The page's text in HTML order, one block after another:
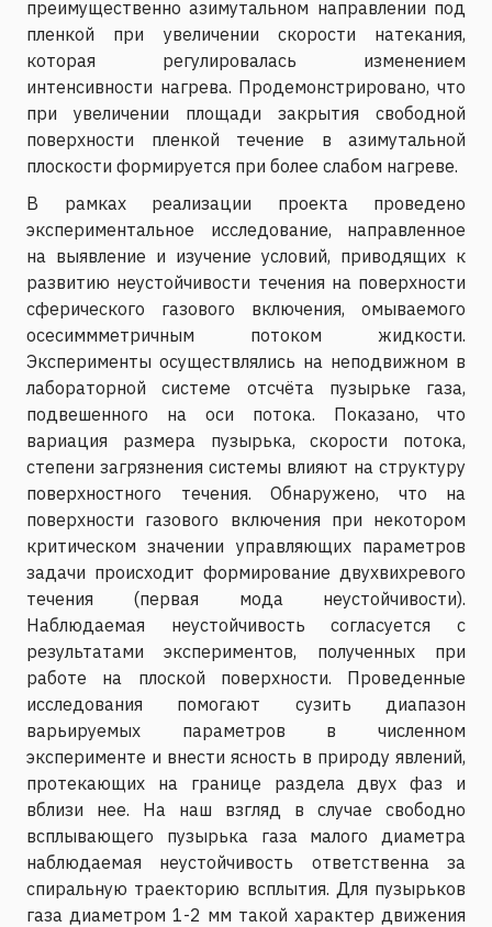
преимущественно азимутальном направлении под
пленкой при увеличении скорости натекания,
которая регулировалась изменением
интенсивности нагрева. Продемонстрировано, что
при увеличении площади закрытия свободной
поверхности пленкой течение в азимутальной
плоскости формируется при более слабом нагреве.
В рамках реализации проекта проведено
экспериментальное исследование, направленное
на выявление и изучение условий, приводящих к
развитию неустойчивости течения на поверхности
сферического газового включения, омываемого
осесиммметричным потоком жидкости.
Эксперименты осуществлялись на неподвижном в
лабораторной системе отсчёта пузырьке газа,
подвешенного на оси потока. Показано, что
вариация размера пузырька, скорости потока,
степени загрязнения системы влияют на структуру
поверхностного течения. Обнаружено, что на
поверхности газового включения при некотором
критическом значении управляющих параметров
задачи происходит формирование двухвихревого
течения (первая мода неустойчивости).
Наблюдаемая неустойчивость согласуется с
результатами экспериментов, полученных при
работе на плоской поверхности. Проведенные
исследования помогают сузить диапазон
варьируемых параметров в численном
эксперименте и внести ясность в природу явлений,
протекающих на границе раздела двух фаз и
вблизи нее. На наш взгляд в случае свободно
всплывающего пузырька газа малого диаметра
наблюдаемая неустойчивость ответственна за
спиральную траекторию всплытия. Для пузырьков
газа диаметром 1-2 мм такой характер движения